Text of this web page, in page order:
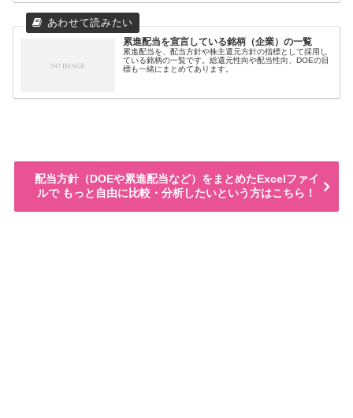
累進配当を宣言している銘柄（企業）の一覧
累進配当を、配当方針や株主還元方針の指標として採用し
ている銘柄の一覧です。総還元性向や配当性向、DOEの目
標も一緒にまとめてあります。
配当方針（DOEや累進配当など）をまとめたExcelファイ
ルで もっと自由に比較・分析したいという方はこちら！